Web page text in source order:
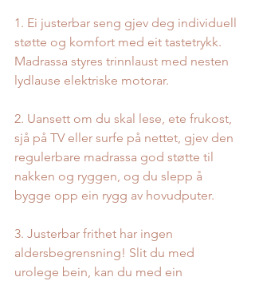
1. Ei justerbar seng gjev deg individuell
støtte og komfort med eit tastetrykk.
Madrassa styres trinnlaust med nesten
lydlause elektriske motorar.
2. Uansett om du skal lese, ete frukost,
sjå på TV eller surfe på nettet, gjev den
regulerbare madrassa god støtte til
nakken og ryggen, og du slepp å
bygge opp ein rygg av hovudputer.
3. Justerbar frithet har ingen
aldersbegrensning! Slit du med
urolege bein, kan du med ein